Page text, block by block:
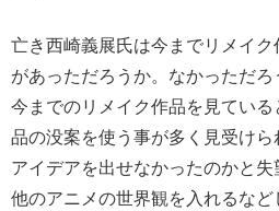
亡き西崎義展氏は今までリメイク
があっただろうか。なかっただろ
今までのリメイク作品を見てい
品の没案を使う事が多く見受けら
アイデアを出せなかったのかと失
他のアニメの世界観を入れるな